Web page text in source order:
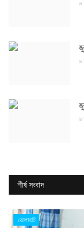
৬
৬
৬
শীর্ষ সংবাদ
ভোলাহাট